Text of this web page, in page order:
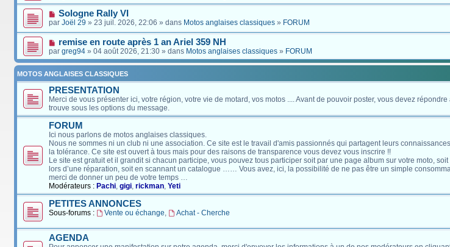
Sologne Rally VI
par Joël 29 » 23 juil. 2026, 22:06 » dans Motos anglaises classiques » FORUM
remise en route après 1 an Ariel 359 NH
par greg94 » 04 août 2026, 21:30 » dans Motos anglaises classiques » FORUM
MOTOS ANGLAISES CLASSIQUES
PRESENTATION
Merci de vous présenter ici, votre région, votre vie de motard, vos motos .... Avant de pouvoir poster, vous devez
trouve sous les options du message.
FORUM
Ici nous parlons de motos anglaises classiques.
Nous ne sommes ni un club ni une association. Ce site est le travail d'amis passionnés qui partagent leurs
la tolérance. Ce site est ouvert à tous mais pour des raisons de transparence vous devez vous inscrire !!
Le site est gratuit et il grandit si chacun participe, vous pouvez tous participer soit par une page album sur votre moto,
lors d’une réparation, soit en scannant un catalogue …… Vous avez, ici, la possibilité de ne pas être un simple
merci de donner un peu de votre temps …
Modérateurs : Pachi, gigi, rickman, Yeti
PETITES ANNONCES
Sous-forums : Vente ou échange, Achat - Cherche
AGENDA